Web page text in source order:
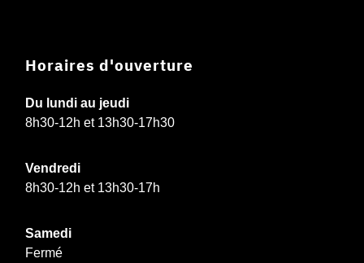
Horaires d'ouverture
Du lundi au jeudi
8h30-12h et 13h30-17h30
Vendredi
8h30-12h et 13h30-17h
Samedi
Fermé